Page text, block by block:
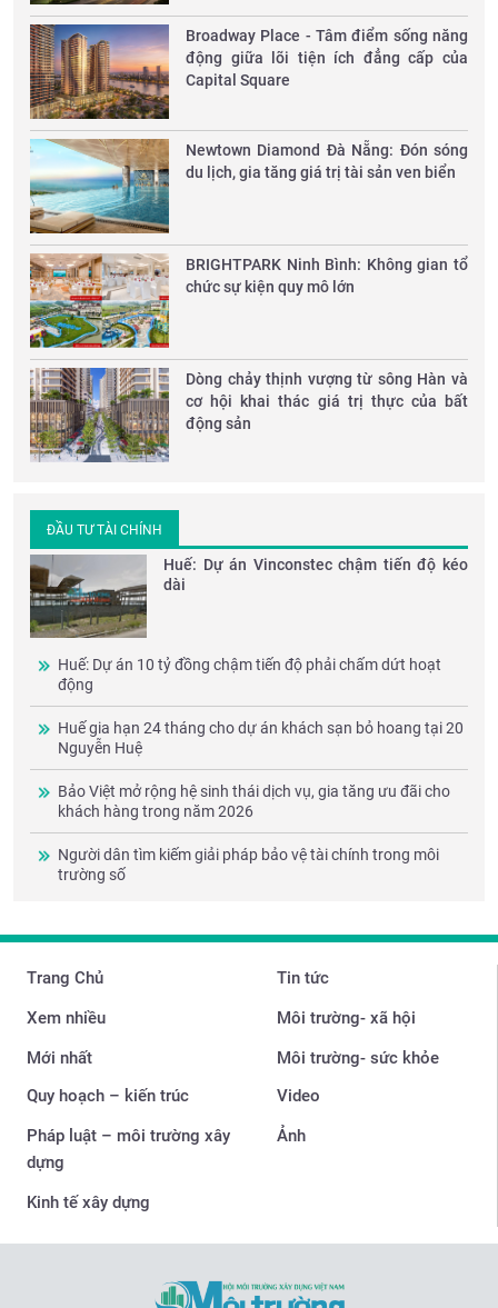
Broadway Place - Tâm điểm sống năng
động giữa lõi tiện ích đẳng cấp của
Capital Square
Newtown Diamond Đà Nẵng: Đón sóng
du lịch, gia tăng giá trị tài sản ven biển
​BRIGHTPARK Ninh Bình: Không gian tổ
chức sự kiện quy mô lớn
Dòng chảy thịnh vượng từ sông Hàn và
cơ hội khai thác giá trị thực của bất
động sản
ĐẦU TƯ TÀI CHÍNH
Huế: Dự án Vinconstec chậm tiến độ kéo
dài
Huế: Dự án 10 tỷ đồng chậm tiến độ phải chấm dứt hoạt
động
Huế gia hạn 24 tháng cho dự án khách sạn bỏ hoang tại 20
Nguyễn Huệ
Bảo Việt mở rộng hệ sinh thái dịch vụ, gia tăng ưu đãi cho
khách hàng trong năm 2026
Người dân tìm kiếm giải pháp bảo vệ tài chính trong môi
trường số
Trang Chủ
Xem nhiều
Mới nhất
Tin tức
Môi trường- xã hội
Môi trường- sức khỏe
Quy hoạch – kiến trúc
Pháp luật – môi trường xây
dựng
Kinh tế xây dựng
Video
Ảnh